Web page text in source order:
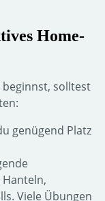
Home-
solltest
genügend Platz
Hanteln,
Viele Übungen